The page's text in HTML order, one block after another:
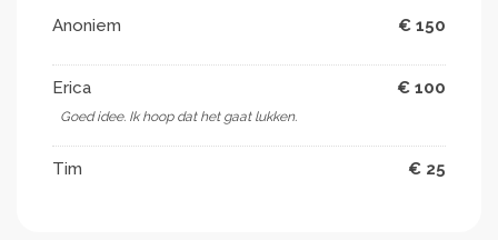
Anoniem € 150
Erica € 100
Goed idee. Ik hoop dat het gaat lukken.
Tim € 25